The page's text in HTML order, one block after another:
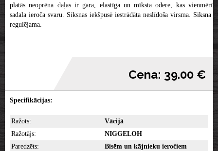
platās neoprēna daļas ir gara, elastīga un mīksta odere, kas vienmērīgi
sadala ieroča svaru. Siksnas iekšpusē iestrādāta neslīdoša virsma. Siksna ir
regulējama.
Cena: 39.00 €
Specifikācijas:
Ražots:
Vācijā
Ražotājs:
NIGGELOH
Paredzēts:
Bisēm un kājnieku ieročiem